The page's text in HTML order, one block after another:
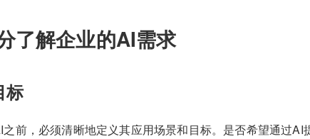
了解企业的AI需求
标
前，必须清晰地定义其应用场景和目标。是否希望通过